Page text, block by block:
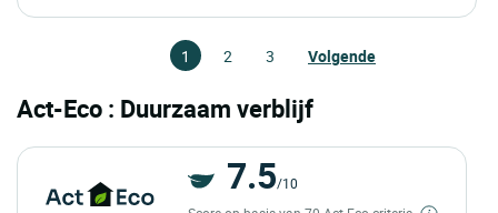
1 2 3 Volgende
Act-Eco : Duurzaam verblijf
7.5/10